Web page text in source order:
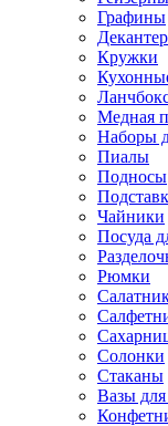
Графины
Кружки
Медная
Наборы
Пиалы
Подносы
Чайники
Посуда
Рюмки
Солонки
Стаканы
Вазы